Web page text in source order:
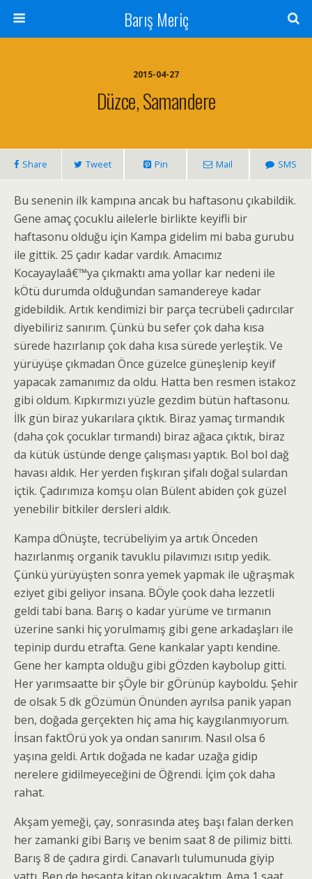
Barış Meriç
2015-04-27
Düzce, Samandere
Share Tweet Pin Mail SMS
Bu senenin ilk kampına ancak bu haftasonu çıkabildik.
Gene amaç çocuklu ailelerle birlikte keyifli bir
haftasonu olduğu için Kampa gidelim mi baba gurubu
ile gittik. 25 çadır kadar vardık. Amacımız
Kocayaylaâ€™ya çıkmaktı ama yollar kar nedeni ile
kÖtü durumda olduğundan samandereye kadar
gidebildik. Artık kendimizi bir parça tecrübeli çadırcılar
diyebiliriz sanırım. Çünkü bu sefer çok daha kısa
sürede hazırlanıp çok daha kısa sürede yerleştik. Ve
yürüyüşe çıkmadan Önce güzelce güneşlenip keyif
yapacak zamanımız da oldu. Hatta ben resmen istakoz
gibi oldum. Kıpkırmızı yüzle gezdim bütün haftasonu.
İlk gün biraz yukarılara çıktık. Biraz yamaç tırmandık
(daha çok çocuklar tırmandı) biraz ağaca çıktık, biraz
da kütük üstünde denge çalışması yaptık. Bol bol dağ
havası aldık. Her yerden fışkıran şifalı doğal sulardan
içtik. Çadırımıza komşu olan Bülent abiden çok güzel
yenebilir bitkiler dersleri aldık.
Kampa dÖnüşte, tecrübeliyim ya artık Önceden
hazırlanmış organik tavuklu pilavımızı ısıtıp yedik.
Çünkü yürüyüşten sonra yemek yapmak ile uğraşmak
eziyet gibi geliyor insana. BÖyle çook daha lezzetli
geldi tabi bana. Barış o kadar yürüme ve tırmanın
üzerine sanki hiç yorulmamış gibi gene arkadaşları ile
tepinip durdu etrafta. Gene kankalar yaptı kendine.
Gene her kampta olduğu gibi gÖzden kaybolup gitti.
Her yarımsaatte bir şÖyle bir gÖrünüp kayboldu. Şehir
de olsak 5 dk gÖzümün Önünden ayrılsa panik yapan
ben, doğada gerçekten hiç ama hiç kaygılanmıyorum.
İnsan faktÖrü yok ya ondan sanırım. Nasıl olsa 6
yaşına geldi. Artık doğada ne kadar uzağa gidip
nerelere gidilmeyeceğini de Öğrendi. İçim çok daha
rahat.
Akşam yemeği, çay, sonrasında ateş başı falan derken
her zamanki gibi Barış ve benim saat 8 de pilimiz bitti.
Barış 8 de çadıra girdi. Canavarlı tulumunuda giyip